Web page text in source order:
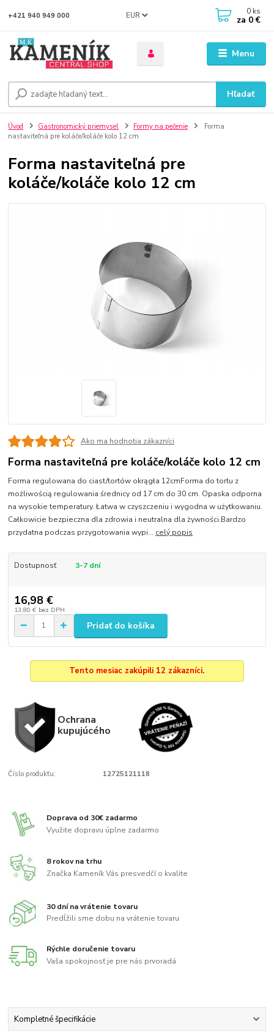
Menu
EUR
Hľadať
+421 940 949 000 0 ks
za 0 €
Úvod Gastronomický priemysel Formy na pečenie
Forma
nastaviteľná pre koláče/koláče kolo 12 cm
Forma nastaviteľná pre
koláče/koláče kolo 12 cm
Ako ma hodnotia zákazníci
Forma nastaviteľná pre koláče/koláče kolo 12 cm
Forma regulowana do ciast/tortów okrągła 12cmForma do tortu z
możliwością regulowania średnicy od 17 cm do 30 cm. Opaska odporna
na wysokie temperatury. Łatwa w czyszczeniu i wygodna w użytkowaniu.
Całkowicie bezpieczna dla zdrowia i neutralna dla żywności.Bardzo
przydatna podczas przygotowania wypi... celý popis
Dostupnosť 3-7 dní
16,98 €
13,80 € bez DPH
Pridať do košíka
Tento mesiac zakúpili 12 zákazníci.
Ochrana
kupujúcého
Číslo produktu: 12725121118
Doprava od 30€ zadarmo
Využite dopravu úplne zadarmo
8 rokov na trhu
Značka Kameník Vás presvedčí o kvalite
30 dní na vrátenie tovaru
Predĺžili sme dobu na vrátenie tovaru
Rýchle doručenie tovaru
Vaša spokojnosť je pre nás prvoradá
Kompletné špecifikácie